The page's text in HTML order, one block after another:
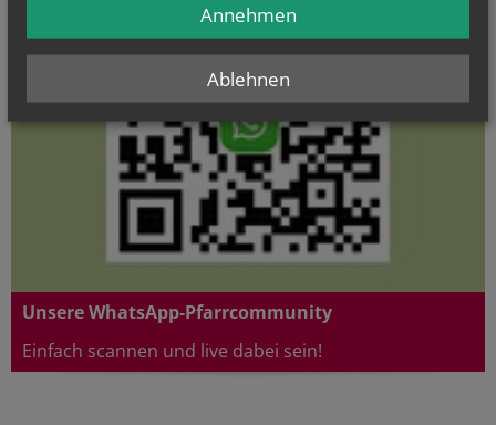
Unsere WhatsApp-Pfarrcommunity
Einfach scannen und live dabei sein!
Ablehnen
Annehmen